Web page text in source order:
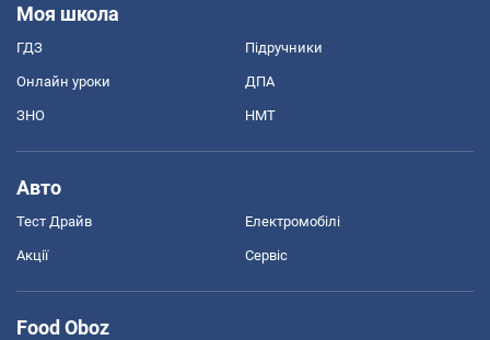
Моя школа
ГДЗ Підручники
Онлайн уроки ДПА
ЗНО НМТ
Авто
Тест Драйв Електромобілі
Акції Сервіс
Food Oboz